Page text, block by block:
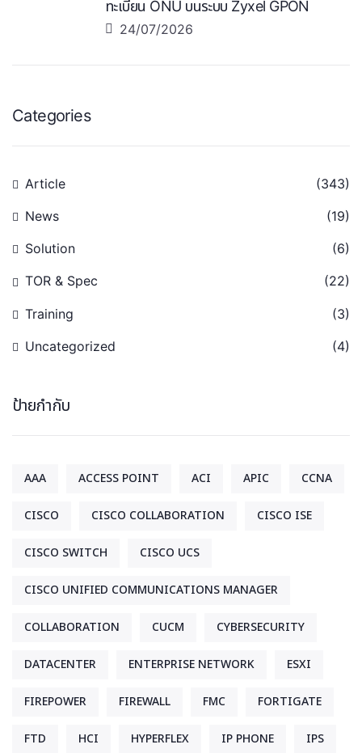
ทะเบียน ONU บนระบบ Zyxel GPON
24/07/2026
Categories
Article (343)
News (19)
Solution (6)
TOR & Spec (22)
Training (3)
Uncategorized (4)
ป้ายกำกับ
AAA ACCESS POINT ACI APIC CCNA
CISCO CISCO COLLABORATION CISCO ISE
CISCO SWITCH CISCO UCS
CISCO UNIFIED COMMUNICATIONS MANAGER
COLLABORATION CUCM CYBERSECURITY
DATACENTER ENTERPRISE NETWORK ESXI
FIREPOWER FIREWALL FMC FORTIGATE
FTD HCI HYPERFLEX IP PHONE IPS